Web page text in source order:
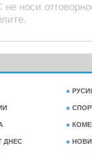
носи
ДНЕС